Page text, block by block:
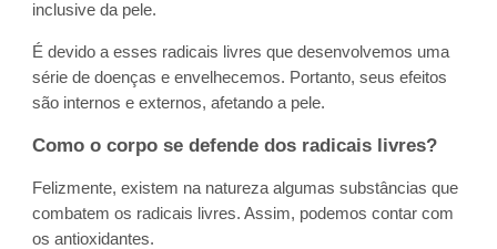
inclusive da pele.
É devido a esses radicais livres que desenvolvemos uma
série de doenças e envelhecemos. Portanto, seus efeitos
são internos e externos, afetando a pele.
Como o corpo se defende dos radicais livres?
Felizmente, existem na natureza algumas substâncias que
combatem os radicais livres. Assim, podemos contar com
os antioxidantes.